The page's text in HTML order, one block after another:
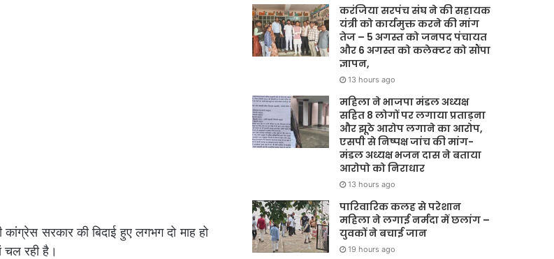
सरकार की बिदाई हुए लगभग दो माह हो
चल रही है।
करंजिया सरपंच संघ ने की सहायक
यंत्री को कार्यमुक्त करने की मांग
तेज – 5 अगस्त को जनपद पंचायत
और 6 अगस्त को कलेक्टर को सौंपा
ज्ञापन,
13 hours ago
महिला ने भाजपा मंडल अध्यक्ष
सहित 8 लोगों पर लगाया प्रताड़ना
और झूठे आरोप लगाने का आरोप,
एसपी से निष्पक्ष जांच की मांग-
मंडल अध्यक्ष भजन दास ने बताया
आरोपो को निराधार
13 hours ago
पारिवारिक कलह से परेशान
महिला ने लगाई नर्मदा में छलांग –
युवकों ने बचाई जान
19 hours ago